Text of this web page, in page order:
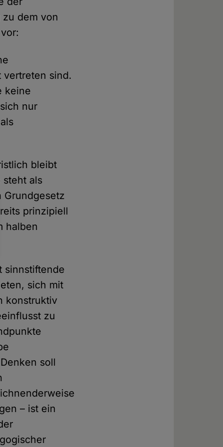
dem von
vertreten sind.
keine
nur
bleibt
steht als
Grundgesetz
prinzipiell
halben
sinnstiftende
sich mit
konstruktiv
zu
soll
– ist ein